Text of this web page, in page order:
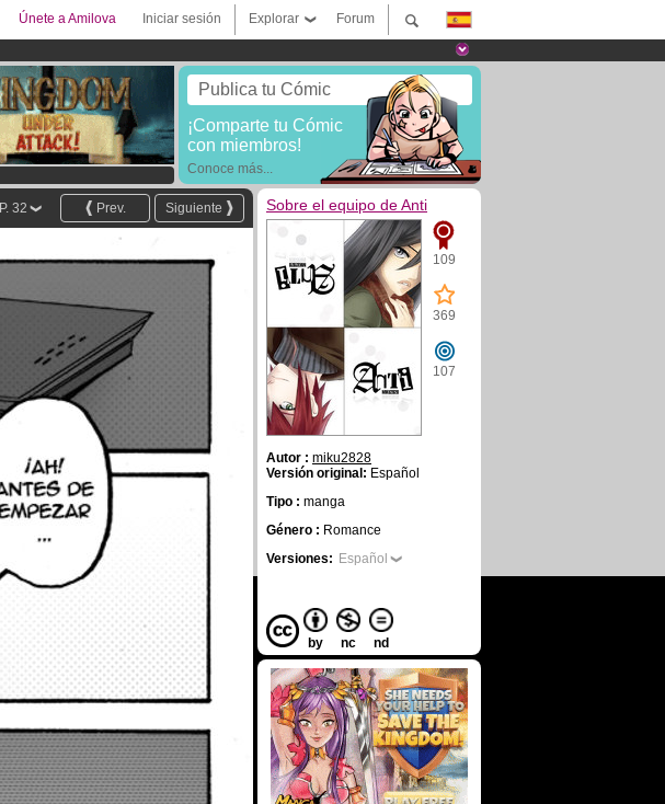
Forum
Explorar
Iniciar sesión
Únete a Amilova
Publica tu Cómic
¡Comparte tu Cómic
con miembros!
Conoce más...
Siguiente
Prev.
P. 32 Sobre el equipo de Anti
109
369
107
Autor : miku2828
Versión original: Español
Tipo : manga
Género : Romance
Versiones: Español
by nc nd